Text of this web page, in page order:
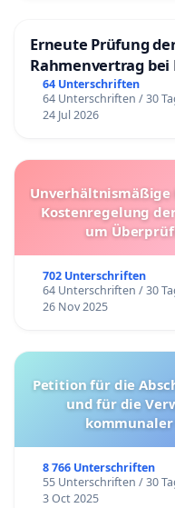
Erneute Prüfung
Rahmenvertrag bei
64 Unterschriften
64 Unterschriften / 30
24 Jul 2026
Unverhältnismäßige
Kostenregelung
um
702 Unterschriften
64 Unterschriften / 30
26 Nov 2025
Petition für die Abschaffung der Tötungsstationen
und für die
8 766 Unterschriften
55 Unterschriften / 30
3 Oct 2025